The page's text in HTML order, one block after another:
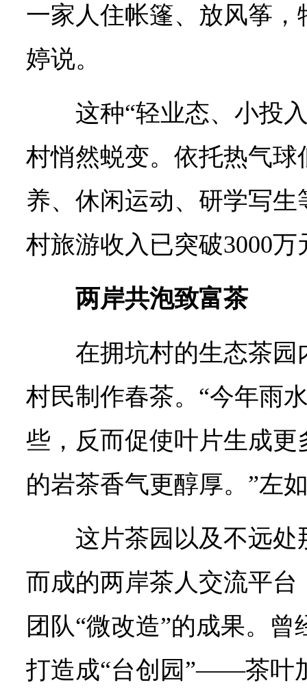
一家人住帐篷、放风筝，
婷说。
这种“轻业态、小投
村悄然蜕变。依托热气
养、休闲运动、研学写生
村旅游收入已突破3000万
两岸共泡致富茶
在拥坑村的生态茶
村民制作春茶。“今年雨
些，反而促使叶片生成
的岩茶香气更醇厚。”左
这片茶园以及不远
而成的两岸茶人交流平
团队“微改造”的成果。
打造成“台创园”——茶叶